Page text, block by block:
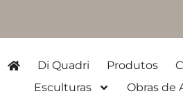
Di Quadri Produtos
Esculturas
Obras de